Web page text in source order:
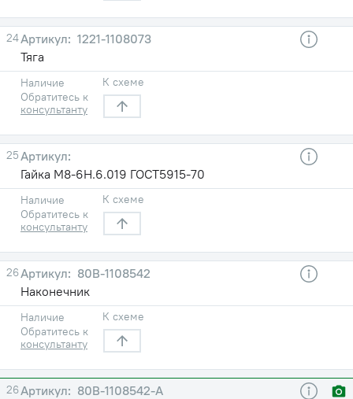
24
1221-1108073
Тяга
Наличие
Обратитесь к
консультанту
К схеме
25
Гайка М8-6Н.6.019 ГОСТ5915-70
Наличие
Обратитесь к
консультанту
К схеме
26
80В-1108542
Наконечник
Наличие
Обратитесь к
консультанту
К схеме
26
80В-1108542-А